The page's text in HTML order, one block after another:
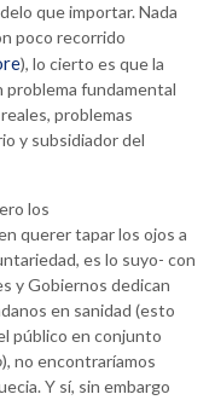
que importar. Nada
poco recorrido
), lo cierto es que la
problema fundamental
problemas
y subsidiador del
los
querer tapar los ojos a
es lo suyo- con
y Gobiernos dedican
en sanidad (esto
público en conjunto
), no encontraríamos
Y sí, sin embargo